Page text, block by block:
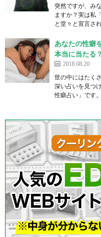
突然ですが、み
ますか？実は私
と堂々と宣言さ
あなたの性癖
本当に当たる？
2018.08.20
世の中にはたく
深い占いを見つ
性癖占い」です